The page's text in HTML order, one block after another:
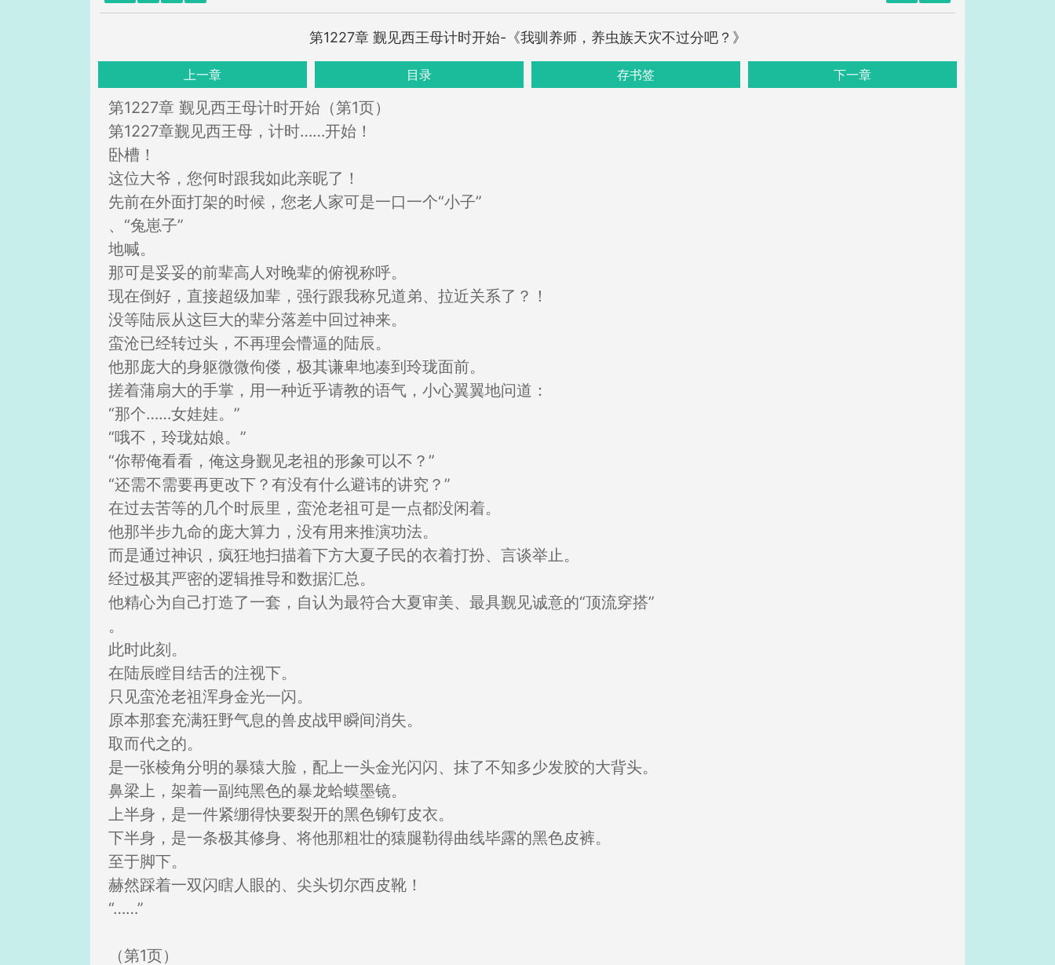
第1227章 觐见西王母计时开始-《我驯养师，养虫族天灾不过分吧？》
上一章 目录 存书签 下一章
第1227章 觐见西王母计时开始（第1页）
第1227章觐见西王母，计时……开始！
卧槽！
这位大爷，您何时跟我如此亲昵了！
先前在外面打架的时候，您老人家可是一口一个“小子”
、“兔崽子”
地喊。
那可是妥妥的前辈高人对晚辈的俯视称呼。
现在倒好，直接超级加辈，强行跟我称兄道弟、拉近关系了？！
没等陆辰从这巨大的辈分落差中回过神来。
蛮沧已经转过头，不再理会懵逼的陆辰。
他那庞大的身躯微微佝偻，极其谦卑地凑到玲珑面前。
搓着蒲扇大的手掌，用一种近乎请教的语气，小心翼翼地问道：
“那个……女娃娃。”
“哦不，玲珑姑娘。”
“你帮俺看看，俺这身觐见老祖的形象可以不？”
“还需不需要再更改下？有没有什么避讳的讲究？”
在过去苦等的几个时辰里，蛮沧老祖可是一点都没闲着。
他那半步九命的庞大算力，没有用来推演功法。
而是通过神识，疯狂地扫描着下方大夏子民的衣着打扮、言谈举止。
经过极其严密的逻辑推导和数据汇总。
他精心为自己打造了一套，自认为最符合大夏审美、最具觐见诚意的“顶流穿搭”
。
此时此刻。
在陆辰瞠目结舌的注视下。
只见蛮沧老祖浑身金光一闪。
原本那套充满狂野气息的兽皮战甲瞬间消失。
取而代之的。
是一张棱角分明的暴猿大脸，配上一头金光闪闪、抹了不知多少发胶的大背头。
鼻梁上，架着一副纯黑色的暴龙蛤蟆墨镜。
上半身，是一件紧绷得快要裂开的黑色铆钉皮衣。
下半身，是一条极其修身、将他那粗壮的猿腿勒得曲线毕露的黑色皮裤。
至于脚下。
赫然踩着一双闪瞎人眼的、尖头切尔西皮靴！
“……”
（第1页）